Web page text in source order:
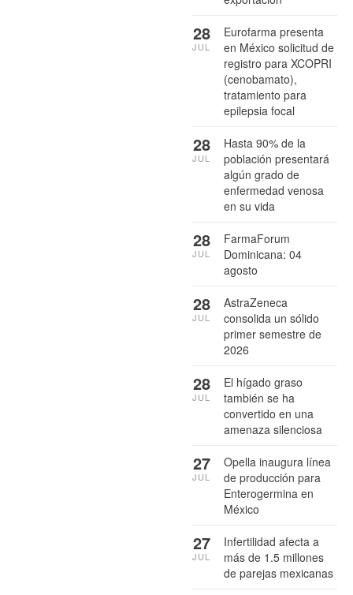
Eurofarma presenta
en México solicitud de
registro para XCOPRI
(cenobamato),
tratamiento para
epilepsia focal
28
JUL
Hasta 90% de la
población presentará
algún grado de
enfermedad venosa
en su vida
28
JUL
FarmaForum
Dominicana: 04
agosto
28
JUL
AstraZeneca
consolida un sólido
primer semestre de
2026
28
JUL
El hígado graso
también se ha
convertido en una
amenaza silenciosa
28
JUL
Opella inaugura línea
de producción para
Enterogermina en
México
27
JUL
Infertilidad afecta a
más de 1.5 millones
de parejas mexicanas
27
JUL